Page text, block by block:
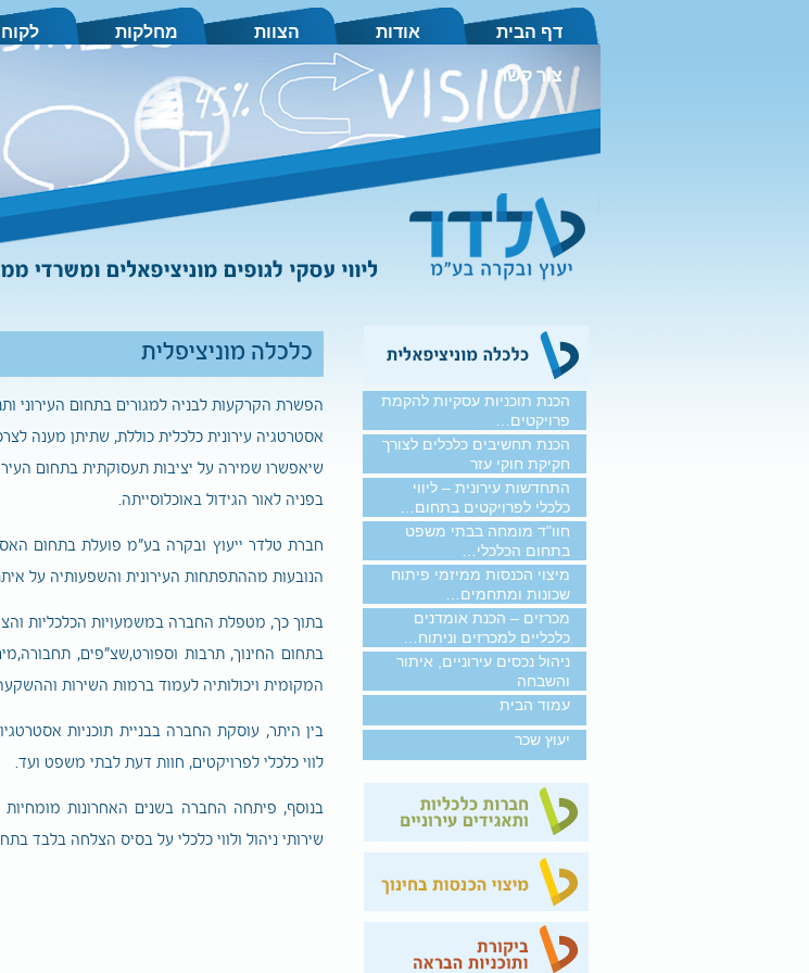
דף הבית אודות הצוות מחלקות
צור קשר
הכנת תוכניות עסקיות להקמת
פרויקטים…
הכנת תחשיבים כלכלים לצורך
חקיקת חוקי עזר
התחדשות עירונית – ליווי
כלכלי לפרויקטים בתחום…
חוו"ד מומחה בבתי משפט
בתחום הכלכלי…
מיצוי הכנסות ממיזמי פיתוח
שכונות ומתחמים…
מכרזים – הכנת אומדנים
כלכליים למכרזים וניתוח…
ניהול נכסים עירוניים, איתור
והשבחה
עמוד הבית
יעוץ שכר
כלכלה מוניציפלית
הפשרת הקרקעות לבניה למגורים בתחום העירוני
אסטרטגיה עירונית כלכלית כוללת, שתיתן מענה
שיאפשרו שמירה על יציבות תעסוקתית בתחום
בפניה לאור הגידול באוכלוסייתה.
חברת טלדר ייעוץ ובקרה בע"מ פועלת בתחום
הנובעות מההתפתחות העירונית והשפעותיה על
בתוך כך, מטפלת החברה במשמעויות הכלכליות
בתחום החינוך, תרבות וספורט,שצ"פים,
המקומית ויכולותיה לעמוד ברמות השירות
בין היתר, עוסקת החברה בבניית תוכניות
לווי כלכלי לפרויקטים, חוות דעת לבתי משפט ועד.
שירותי ניהול ולווי כלכלי על בסיס הצלחה בלבד